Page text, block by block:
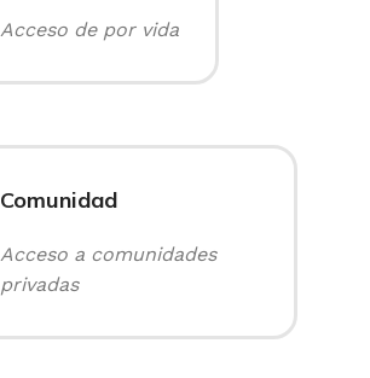
Acceso de por vida
Comunidad
Acceso a comunidades
privadas